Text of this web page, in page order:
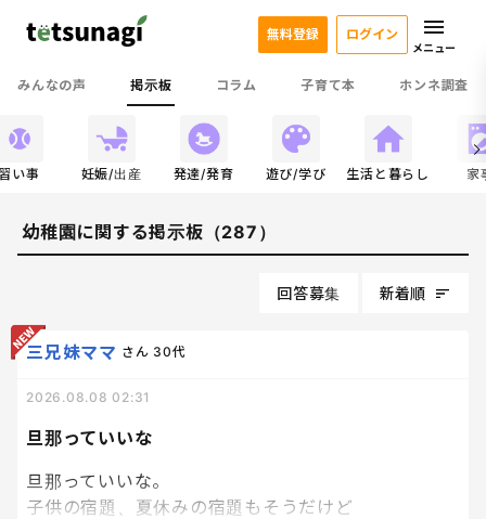
みんなの声 掲示板 コラム 子育て本 ホンネ調査
無料登録 ログイン
メニュー
い事 妊娠/出産 発達/発育 遊び/学び 生活と暮らし 家
幼稚園に関する掲示板（287）
回答募集 新着順
旦那っていいな
三兄妹ママ さん 30代
2026.08.08 02:31
旦那っていいな。
子供の宿題、夏休みの宿題もそうだけど